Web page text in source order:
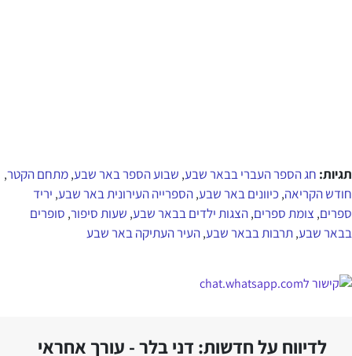
תגיות: חג הספר העברי בבאר שבע, שבוע הספר באר שבע,מתחם הקטר,
חודש הקריאה, כיוונים באר שבע,הספרייה העירונית באר שבע, יריד
ספרים, צומת ספרים,הצגות ילדים בבאר שבע, שעות סיפור, סופרים
בבאר שבע,תרבות בבאר שבע,העיר העתיקה באר שבע
לדיווח על חדשות: דני בלר - עורך אחראי